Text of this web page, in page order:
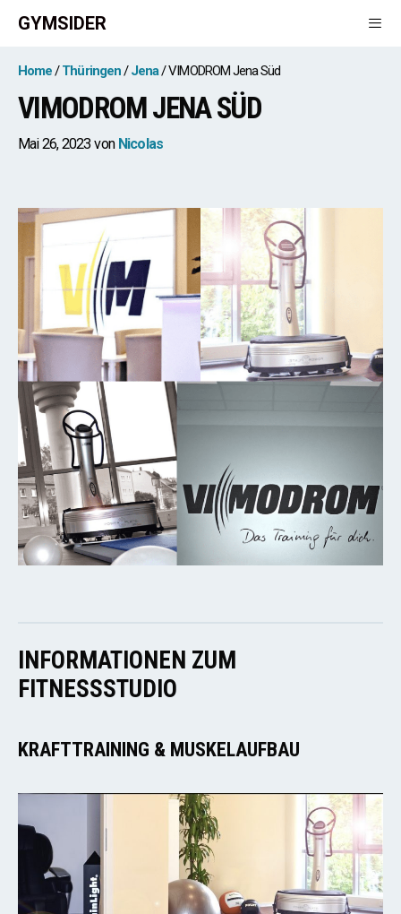
Zum
Inhalt
springen
GYMSIDER
Home Thüringen Jena VIMODROM Jena Süd
VIMODROM JENA SÜD
Mai 26, 2023 von Nicolas
INFORMATIONEN ZUM
FITNESSSTUDIO
KRAFTTRAINING & MUSKELAUFBAU